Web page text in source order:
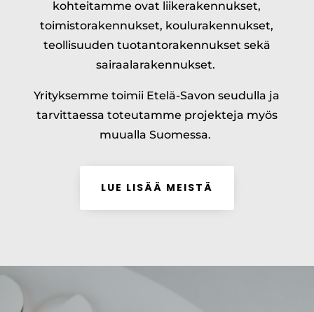
kohteitamme ovat liikerakennukset,
toimistorakennukset, koulurakennukset,
teollisuuden tuotantorakennukset sekä
sairaalarakennukset.
Yrityksemme toimii Etelä-Savon seudulla ja
tarvittaessa toteutamme projekteja myös
muualla Suomessa.
LUE LISÄÄ MEISTÄ